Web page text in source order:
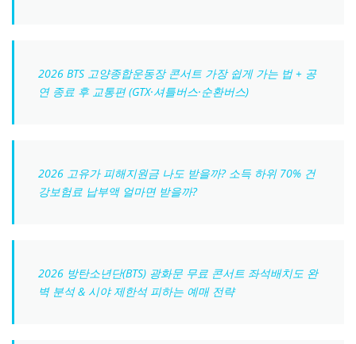
2026 BTS 고양종합운동장 콘서트 가장 쉽게 가는 법 + 공
연 종료 후 교통편 (GTX·셔틀버스·순환버스)
2026 고유가 피해지원금 나도 받을까? 소득 하위 70% 건
강보험료 납부액 얼마면 받을까?
2026 방탄소년단(BTS) 광화문 무료 콘서트 좌석배치도 완
벽 분석 & 시야 제한석 피하는 예매 전략